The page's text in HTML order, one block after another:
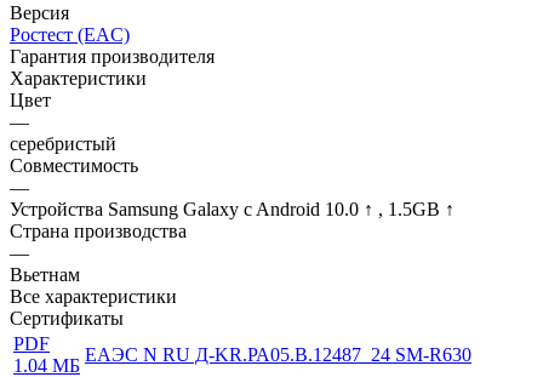
Версия
Ростест (EAC)
Гарантия производителя
Характеристики
Цвет
—
серебристый
Совместимость
—
Устройства Samsung Galaxy c Android 10.0 ↑ , 1.5GB ↑
Страна производства
—
Вьетнам
Все характеристики
Сертификаты
PDF
1.04 МБ
ЕАЭС N RU Д-KR.РА05.В.12487_24 SM-R630